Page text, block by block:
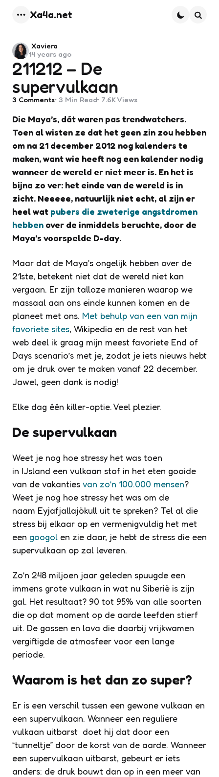
Xa4a.net
211212 – De
supervulkaan
Posted
by
Xaviera
14 years ago
3 Comments 3 Min Read 7.6K Views
Die Maya’s, dát waren pas trendwatchers.
Toen al wisten ze dat het geen zin zou hebben
om na 21 december 2012 nog kalenders te
maken, want wie heeft nog een kalender nodig
wanneer de wereld er niet meer is. En het is
bijna zo ver: het einde van de wereld is in
zicht. Neeeee, natuurlijk niet echt, al zijn er
heel wat pubers die zweterige angstdromen
hebben over de inmiddels beruchte, door de
Maya’s voorspelde D-day.
Maar dat de Maya’s ongelijk hebben over de
21ste, betekent niet dat de wereld niet kan
vergaan. Er zijn talloze manieren waarop we
massaal aan ons einde kunnen komen en de
planeet met ons. Met behulp van een van mijn
favoriete sites, Wikipedia en de rest van het
web deel ik graag mijn meest favoriete End of
Days scenario’s met je, zodat je iets nieuws hebt
om je druk over te maken vanaf 22 december.
Jawel, geen dank is nodig!
Elke dag één killer-optie. Veel plezier.
De supervulkaan
Weet je nog hoe stressy het was toen
in IJsland een vulkaan stof in het eten gooide
van de vakanties van zo’n 100.000 mensen?
Weet je nog hoe stressy het was om de
naam Eyjafjallajökull uit te spreken? Tel al die
stress bij elkaar op en vermenigvuldig het met
een googol en zie daar, je hebt de stress die een
supervulkaan op zal leveren.
Zo’n 248 miljoen jaar geleden spuugde een
immens grote vulkaan in wat nu Siberië is zijn
gal. Het resultaat? 90 tot 95% van alle soorten
die op dat moment op de aarde leefden stierf
uit. De gassen en lava die daarbij vrijkwamen
vergiftigde de atmosfeer voor een lange
periode.
Waarom is het dan zo super?
Er is een verschil tussen een gewone vulkaan en
een supervulkaan. Wanneer een reguliere
vulkaan uitbarst doet hij dat door een
“tunneltje” door de korst van de aarde. Wanneer
een supervulkaan uitbarst, gebeurt er iets
anders: de druk bouwt dan op in een meer van